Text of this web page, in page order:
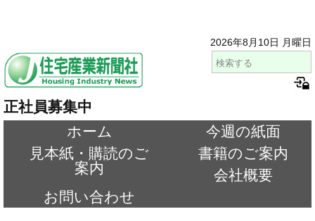
2026年8月10日 月曜日
正社員募集中
ホーム
今週の紙面
見本紙・購読のご
案内
書籍のご案内
会社概要
お問い合わせ